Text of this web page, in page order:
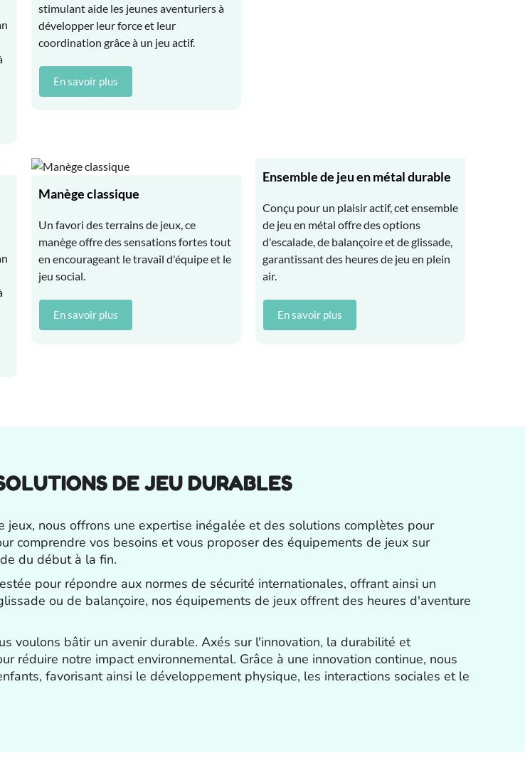
stimulant aide les jeunes aventuriers à
développer leur force et leur
coordination grâce à un jeu actif.
En savoir plus
Manège classique
Un favori des terrains de jeux, ce
manège offre des sensations fortes tout
en encourageant le travail d'équipe et le
jeu social.
En savoir plus
Ensemble de jeu en métal durable
Conçu pour un plaisir actif, cet ensemble
de jeu en métal offre des options
d'escalade, de balançoire et de glissade,
garantissant des heures de jeu en plein
air.
En savoir plus
DE JEU DURABLES
nous offrons une expertise inégalée et des solutions complètes pour
comprendre vos besoins et vous proposer des équipements de jeux sur
du début à la fin.
pour répondre aux normes de sécurité internationales, offrant ainsi un
ou de balançoire, nos équipements de jeux offrent des heures d'aventure
voulons bâtir un avenir durable. Axés sur l'innovation, la durabilité et
réduire notre impact environnemental. Grâce à une innovation continue, nous
favorisant ainsi le développement physique, les interactions sociales et le